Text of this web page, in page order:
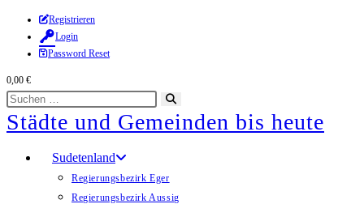
Zum
Inhalt
springen
Registrieren
Login
Password Reset
0,00 €
Diese
Website
durchsuchen
starten
Städte und Gemeinden bis heute
Sudetenland
Regierungsbezirk Eger
Regierungsbezirk Aussig